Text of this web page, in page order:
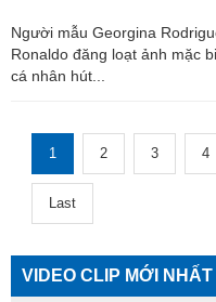
Người mẫu Georgina
Ronaldo đăng loạt ảnh mặc
cá nhân hút...
1 2 3 4
Last
VIDEO CLIP MỚI NHẤT